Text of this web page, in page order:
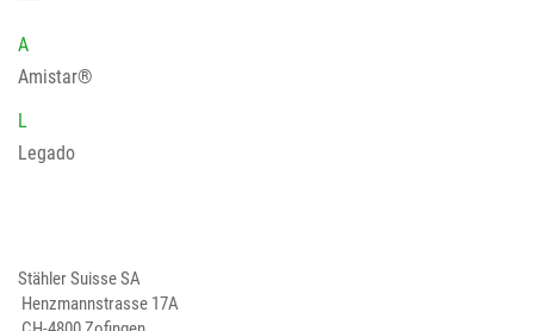
A
Amistar®
L
Legado
Stähler Suisse SA
Henzmannstrasse 17A